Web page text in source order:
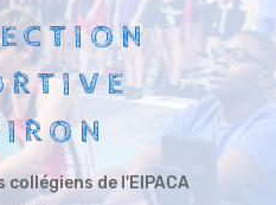
collégiens de l'EIPACA